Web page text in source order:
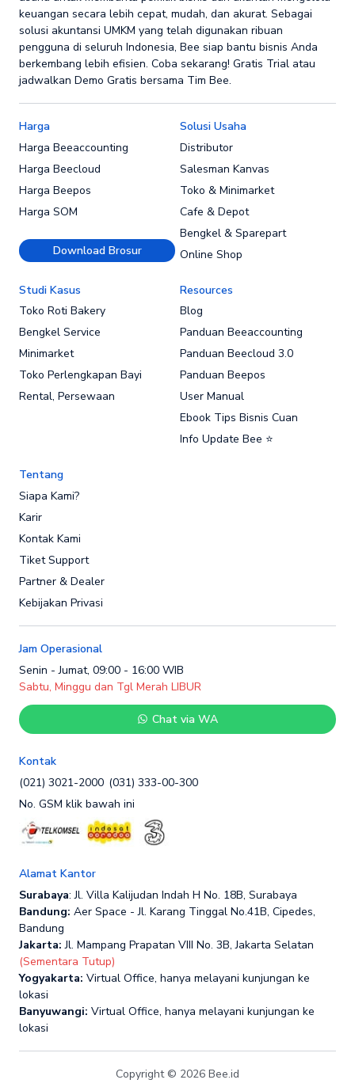
keuangan secara lebih cepat, mudah, dan akurat. Sebagai
solusi akuntansi UMKM yang telah digunakan ribuan
pengguna di seluruh Indonesia, Bee siap bantu bisnis Anda
berkembang lebih efisien. Coba sekarang! Gratis Trial atau
jadwalkan Demo Gratis bersama Tim Bee.
Harga
Harga Beeaccounting
Harga Beecloud
Harga Beepos
Harga SOM
Download Brosur
Solusi Usaha
Distributor
Salesman Kanvas
Toko & Minimarket
Cafe & Depot
Bengkel & Sparepart
Online Shop
Studi Kasus
Toko Roti Bakery
Bengkel Service
Minimarket
Toko Perlengkapan Bayi
Rental, Persewaan
Resources
Blog
Panduan Beeaccounting
Panduan Beecloud 3.0
Panduan Beepos
User Manual
Ebook Tips Bisnis Cuan
Info Update Bee ⭐
Tentang
Siapa Kami?
Karir
Kontak Kami
Tiket Support
Partner & Dealer
Kebijakan Privasi
Jam Operasional
Senin - Jumat, 09:00 - 16:00 WIB
Sabtu, Minggu dan Tgl Merah LIBUR
Chat via WA
Kontak
(021) 3021-2000 (031) 333-00-300
No. GSM klik bawah ini
Alamat Kantor
Surabaya: Jl. Villa Kalijudan Indah H No. 18B, Surabaya
Bandung: Aer Space - Jl. Karang Tinggal No.41B, Cipedes,
Bandung
Jakarta: Jl. Mampang Prapatan VIII No. 3B, Jakarta Selatan
(Sementara Tutup)
Yogyakarta: Virtual Office, hanya melayani kunjungan ke
lokasi
Banyuwangi: Virtual Office, hanya melayani kunjungan ke
lokasi
Copyright © 2026 Bee.id